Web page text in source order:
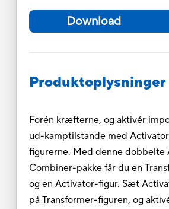
Download
Produktoplysninger
Forén kræfterne, og aktivér
ud-kamptilstande med
figurerne. Med denne dobbelte
Combiner-pakke får du en
og en Activator-figur. Sæt
på Transformer-figuren, og